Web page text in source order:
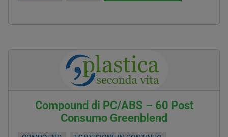
Compound di PC/ABS – 60 Post
Consumo Greenblend